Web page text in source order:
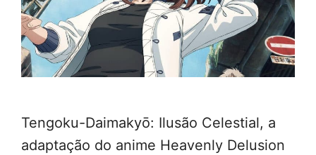
Tengoku-Daimakyō: Ilusão Celestial, a
adaptação do anime Heavenly Delusion